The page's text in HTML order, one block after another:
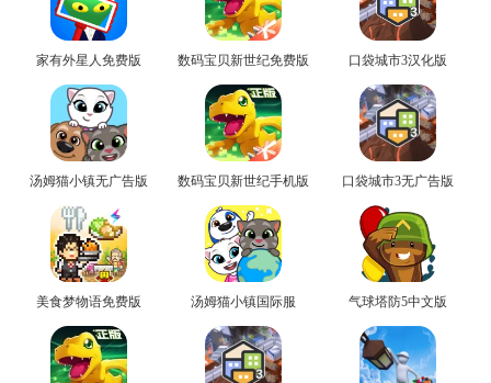
家有外星人免费版 数码宝贝新世纪免费版 口袋城市3汉化版
汤姆猫小镇无广告版 数码宝贝新世纪手机版 口袋城市3无广告版
美食梦物语免费版 汤姆猫小镇国际服 气球塔防5中文版